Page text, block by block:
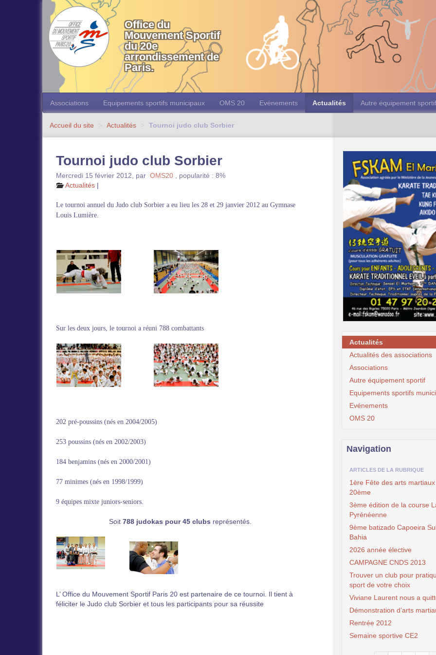
Office du
Mouvement Sportif
du 20e
arrondissement de
Paris.
Associations Equipements sportifs municipaux OMS 20 Evénements Actualités Autre équipement sportif
Accueil du site > Actualités > Tournoi judo club Sorbier
Tournoi judo club Sorbier
Mercredi 15 février 2012 par OMS20
popularité : 8%
Actualités |
Le tournoi annuel du Judo club Sorbier a eu lieu les 28 et 29 janvier 2012 au Gymnase
Louis Lumière.
Sur les deux jours, le tournoi a réuni 788 combattants
202 pré-poussins (nés en 2004/2005)
253 poussins (nés en 2002/2003)
184 benjamins (nés en 2000/2001)
77 minimes (nés en 1998/1999)
9 équipes mixte juniors-seniors.
Soit 788 judokas pour 45 clubs représentés.
L’ Office du Mouvement Sportif Paris 20 est partenaire de ce tournoi. Il tient à
féliciter le Judo club Sorbier et tous les participants pour sa réussite
Actualités
Actualités des associations
Associations
Autre équipement sportif
Equipements sportifs
Evénements
OMS 20
Navigation
ARTICLES DE LA RUBRIQUE
1ère Fête des arts martiaux
20ème
3ème édition de la course
Pyrénéenne
9ème batizado Capoeira
Bahia
2026 année élective
CAMPAGNE CNDS 2013
Trouver un club pour
sport de votre choix
Viviane Laurent nous a
Démonstration d’arts
Rentrée 2012
Semaine sportive CE2